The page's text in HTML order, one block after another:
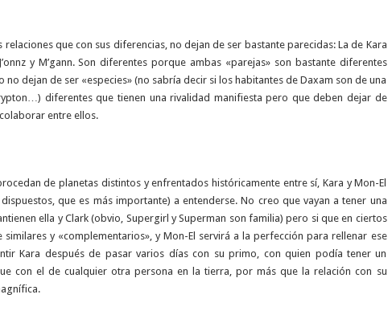
relaciones que con sus diferencias, no dejan de ser bastante parecidas: La de Kara
y M’gann. Son diferentes porque ambas «parejas» son bastante diferentes
no dejan de ser «especies» (no sabría decir si los habitantes de Daxam son de una
diferentes que tienen una rivalidad manifiesta pero que deben dejar de
entre ellos.
de planetas distintos y enfrentados históricamente entre sí, Kara y Mon-El
que es más importante) a entenderse. No creo que vayan a tener una
ella y Clark (obvio, Supergirl y Superman son familia) pero si que en ciertos
similares y «complementarios», y Mon-El servirá a la perfección para rellenar ese
Kara después de pasar varios días con su primo, con quien podía tener un
con el de cualquier otra persona en la tierra, por más que la relación con su